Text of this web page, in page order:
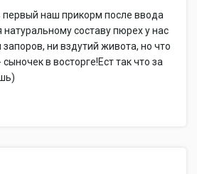
первый наш прикорм после ввода
составу пюрех у нас
запоров, ни вздутий живота, но что
в восторге!Ест так что за